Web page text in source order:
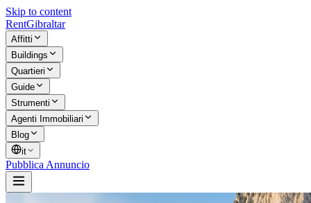
Skip to content
RentGibraltar
Affitti
Buildings
Quartieri
Guide
Strumenti
Agenti Immobiliari
Blog
it
Pubblica Annuncio